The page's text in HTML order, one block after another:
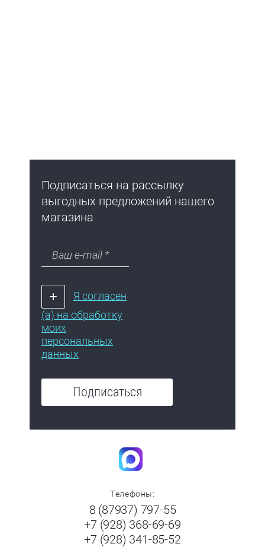
Подписаться на рассылку
выгодных предложений нашего
магазина
Я согласен
(а) на обработку
моих
персональных
данных
Подписаться
Телефоны:
8 (87937) 797-55
+7 (928) 368-69-69
+7 (928) 341-85-52